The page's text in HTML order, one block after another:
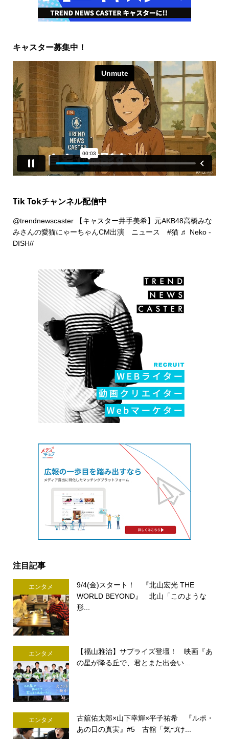
キャスター募集中！
Tik Tokチャンネル配信中
@trendnewscaster【キャスター井手美希】元AKB48高橋みな
みさんの愛猫にゃーちゃんCM出演 ニュース #猫 ♬ Neko -
DISH//
注目記事
エンタメ
9/4(金)スタート！ 『北山宏光 THE
WORLD BEYOND』 北山「このような
形...
エンタメ
【福山雅治】サプライズ登壇！ 映画『あ
の星が降る丘で、君とまた出会い...
エンタメ
古舘佑太郎×山下幸輝×平子祐希 『ルポ・
あの日の真実』#5 古舘「気づけ...